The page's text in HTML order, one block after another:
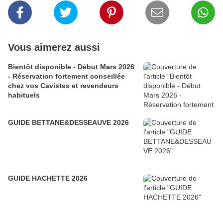
Vous aimerez aussi
Bientôt disponible - Début Mars 2026
- Réservation fortement conseillée
chez vos Cavistes et revendeurs
habituels
GUIDE BETTANE&DESSEAUVE 2026
GUIDE HACHETTE 2026